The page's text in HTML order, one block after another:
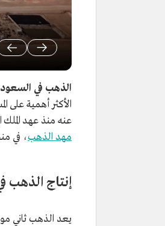
الذهب في
الأكثر أهمية على
عنه منذ عهد
مهد الذهب، في
إنتاج الذهب